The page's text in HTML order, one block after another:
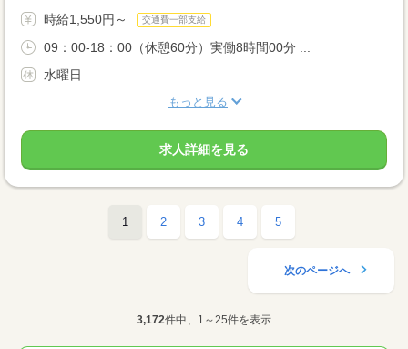
時給1,550円～ 交通費一部支給
09：00-18：00（休憩60分）実働8時間00分 ...
水曜日
もっと見る
求人詳細を見る
1 2 3 4 5
次のページへ
3,172件中、1～25件を表示